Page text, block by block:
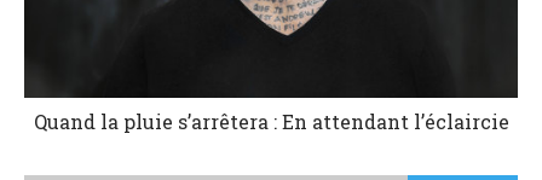
Quand la pluie s’arrêtera : En attendant l’éclaircie